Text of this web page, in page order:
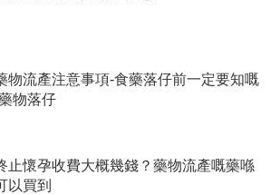
物流產注意事項-食藥落仔前一定要知嘅
物落仔
止懷孕收費大概幾錢？藥物流產嘅藥喺
以買到